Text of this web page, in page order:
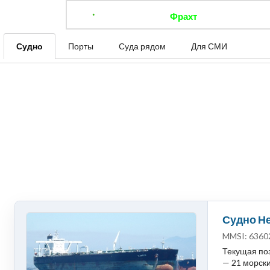
Фрахт
Судно Порты Суда рядом Для СМИ
Судно
MMSI:
Текущая
— 21